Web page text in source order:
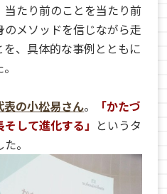
たり前のことを当たり前
メソッドを信じながら走
、具体的な事例とともに
の小松易さん。
「かたづ
して進化する」 というタ
。